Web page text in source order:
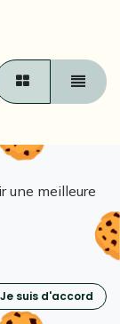
une meilleure
Je suis d'accord